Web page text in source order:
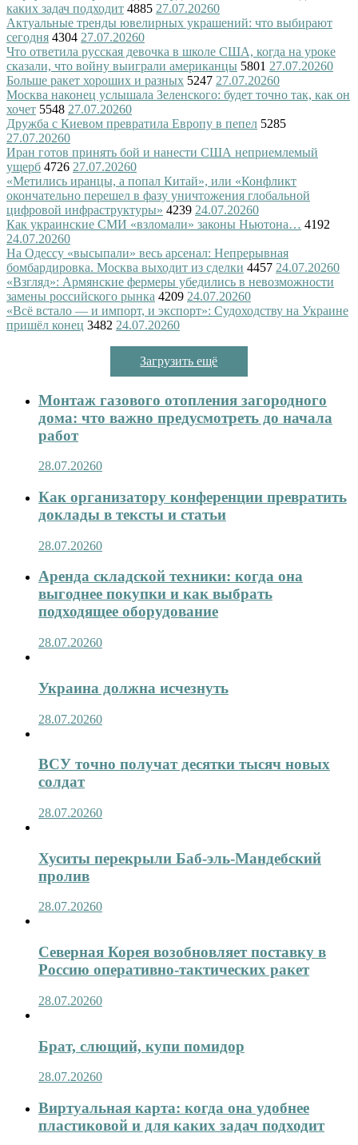
каких задач подходит 4885 27.07.20260
Актуальные тренды ювелирных украшений: что выбирают
сегодня 4304 27.07.20260
Что ответила русская девочка в школе США, когда на уроке
сказали, что войну выиграли американцы 5801 27.07.20260
Больше ракет хороших и разных 5247 27.07.20260
Москва наконец услышала Зеленского: будет точно так, как он
хочет 5548 27.07.20260
Дружба с Киевом превратила Европу в пепел 5285
27.07.20260
Иран готов принять бой и нанести США неприемлемый
ущерб 4726 27.07.20260
«Метились иранцы, а попал Китай», или «Конфликт
окончательно перешел в фазу уничтожения глобальной
цифровой инфраструктуры» 4239 24.07.20260
Как украинские СМИ «взломали» законы Ньютона… 4192
24.07.20260
На Одессу «высыпали» весь арсенал: Непрерывная
бомбардировка. Москва выходит из сделки 4457 24.07.20260
«Взгляд»: Армянские фермеры убедились в невозможности
замены российского рынка 4209 24.07.20260
«Всё встало — и импорт, и экспорт»: Судоходству на Украине
пришёл конец 3482 24.07.20260
Загрузить ещё
Монтаж газового отопления загородного
дома: что важно предусмотреть до начала
работ
28.07.20260
Как организатору конференции превратить
доклады в тексты и статьи
28.07.20260
Аренда складской техники: когда она
выгоднее покупки и как выбрать
подходящее оборудование
28.07.20260
Украина должна исчезнуть
28.07.20260
ВСУ точно получат десятки тысяч новых
солдат
28.07.20260
Хуситы перекрыли Баб-эль-Мандебский
пролив
28.07.20260
Северная Корея возобновляет поставку в
Россию оперативно-тактических ракет
28.07.20260
Брат, слющий, купи помидор
28.07.20260
Виртуальная карта: когда она удобнее
пластиковой и для каких задач подходит